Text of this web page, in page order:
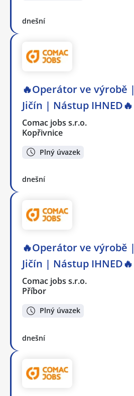
dnešní
🔥Operátor ve výrobě
Jičín | Nástup IHNED🔥
Comac jobs s.r.o.
Kopřivnice
Plný úvazek
dnešní
🔥Operátor ve výrobě
Jičín | Nástup IHNED🔥
Comac jobs s.r.o.
Příbor
Plný úvazek
dnešní